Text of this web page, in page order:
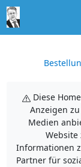
Diese
Anzeigen
Medien
Website
Informationen
Partner für